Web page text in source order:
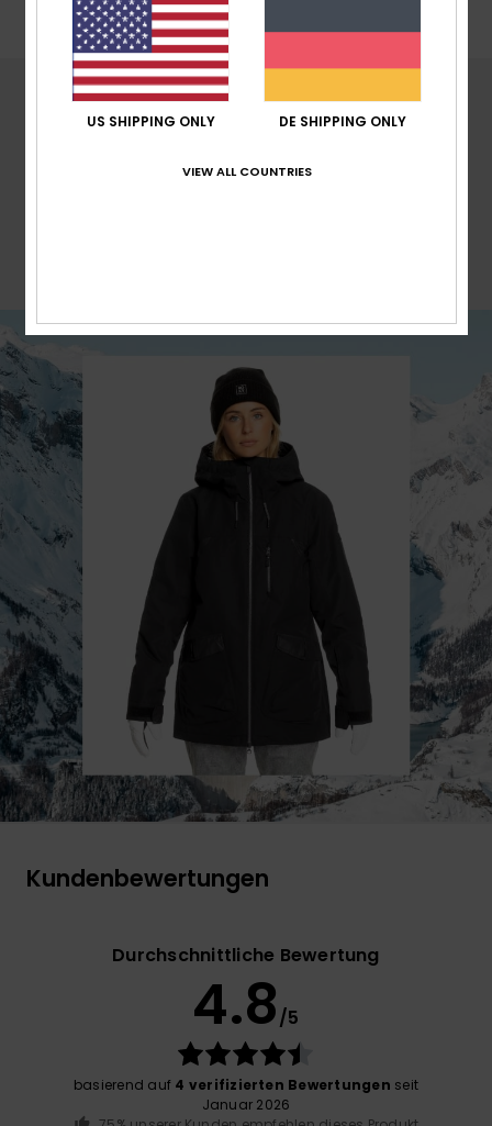
ROXY FITS
Kundenbewertungen
Durchschnittliche Bewertung
4.8/5
basierend auf 4 verifizierten Bewertungen seit
Januar 2026
US SHIPPING ONLY DE SHIPPING ONLY
VIEW ALL COUNTRIES